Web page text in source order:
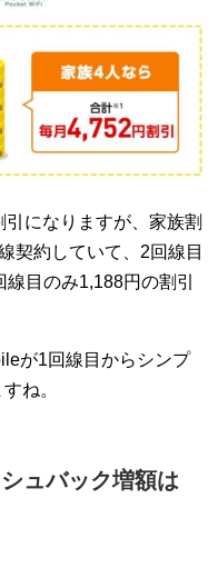
になりますが、家族割
契約していて、2回線目
目のみ1,188円の割引
が1回線目からシンプ
ね。
ュバック増額は